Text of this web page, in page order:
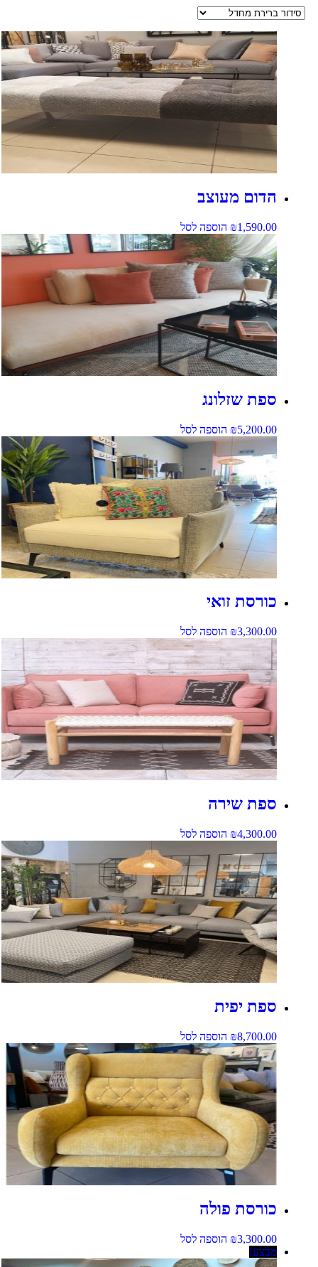
הדום מעוצב
₪ 1,590.00 הוספה לסל
ספת שזלונג
₪5,200.00 הוספה לסל
כורסת זואי
₪3,300.00 הוספה לסל
ספת שירה
₪4,300.00 הוספה לסל
ספת יפית
₪8,700.00 הוספה לסל
כורסת פולה
₪3,300.00
הוספה לסל
מבצע!